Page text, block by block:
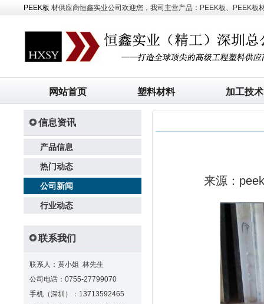
PEEK板 材供应商恒鑫实业公司欢迎您，我司主营产品：PEEK板、PEEK板
网站首页 塑料材料 加工技术
信息资讯
产品信息
热门动态
公司新闻
行业动态
联系我们
联系人：黄小姐 林先生
公司电话：0755-27799070
手机（深圳）：13713592465
来源：